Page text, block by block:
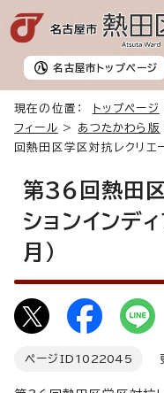
名古屋市 トップページ
現在の位置： トップページ
フィール > あつたかわら版
回熱田区学区対抗レクリエ
第36回熱田
ションインデ
月）
ページID 1022045